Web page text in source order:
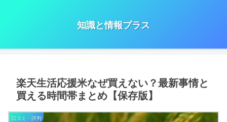
知識と情報プラス
楽天生活応援米なぜ買えない？最新事情と
買える時間帯まとめ【保存版】
口コミ・評判